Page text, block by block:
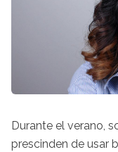
Durante el verano,
prescinden de usar